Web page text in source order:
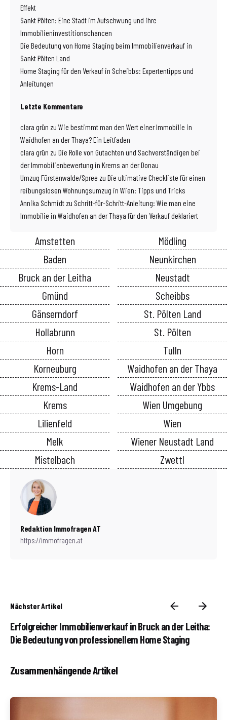
Effekt
Sankt Pölten: Eine Stadt im Aufschwung und ihre
Immobilieninvestitionschancen
Die Bedeutung von Home Staging beim Immobilienverkauf in
Sankt Pölten Land
Home Staging für den Verkauf in Scheibbs: Expertentipps und
Anleitungen
Letzte Kommentare
clara grün zu Wie bestimmt man den Wert einer Immobilie in
Waidhofen an der Thaya? Ein Leitfaden
clara grün zu Die Rolle von Gutachten und Sachverständigen bei
der Immobilienbewertung in Krems an der Donau
Umzug Fürstenwalde/Spree zu Die ultimative Checkliste für einen
reibungslosen Wohnungsumzug in Wien: Tipps und Tricks
Annika Schmidt zu Schritt-für-Schritt-Anleitung: Wie man eine
Immobilie in Waidhofen an der Thaya für den Verkauf deklariert
Amstetten
Baden
Bruck an der Leitha
Gmünd
Gänserndorf
Hollabrunn
Horn
Korneuburg
Krems-Land
Krems
Lilienfeld
Melk
Mistelbach
Mödling
Neunkirchen
Neustadt
Scheibbs
St. Pölten Land
St. Pölten
Tulln
Waidhofen an der Thaya
Waidhofen an der Ybbs
Wien Umgebung
Wien
Wiener Neustadt Land
Zwettl
Redaktion Immofragen AT
https://immofragen.at
Nächster Artikel
Erfolgreicher Immobilienverkauf in Bruck an der Leitha:
Die Bedeutung von professionellem Home Staging
Zusammenhängende Artikel